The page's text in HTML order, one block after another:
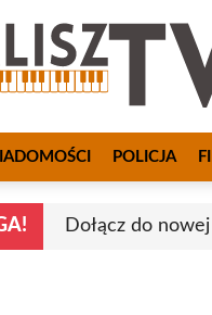
POLICJA
Dołącz do